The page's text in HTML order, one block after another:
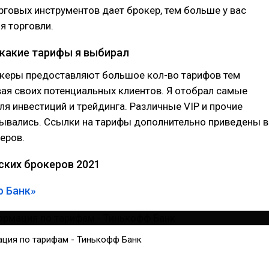
инструментов дает брокер, тем больше у вас
торговли.
тарифы я выбирал
предоставляют большое кол-во тарифов тем
своих потенциальных клиентов. Я отобрал самые
инвестиций и трейдинга. Различные VIP и прочие
Ссылки на тарифы дополнительно приведены в
брокеров 2021
Банк»
по тарифам - Тинькофф Банк